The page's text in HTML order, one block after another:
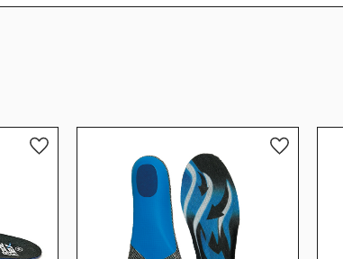
Lägg till i favoriter Lägg till i